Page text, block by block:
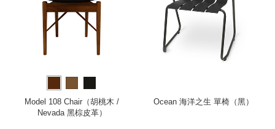
Model 108 Chair（胡桃木 /
Nevada 黑棕皮革）
Ocean 海洋之生 單椅（黑）